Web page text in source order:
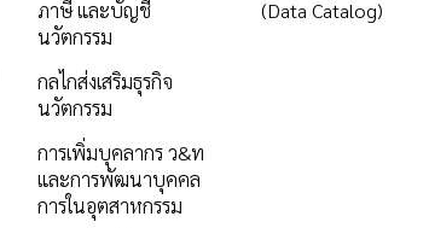
ภาษี และบัญชี
นวัตกรรม
กลไกส่งเสริมธุรกิจ
นวัตกรรม
การเพิ่มบุคลากร ว&ท
และการพัฒนาบุคคล
การในอุตสาหกรรม
(Data Catalog)